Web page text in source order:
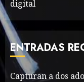
7
digital
ENTRADAS
Capturan a dos